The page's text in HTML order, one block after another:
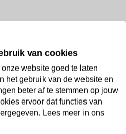
van cookies
website goed te laten
het gebruik van de website en
beter af te stemmen op jouw
ervoor dat functies van
Lees meer in ons